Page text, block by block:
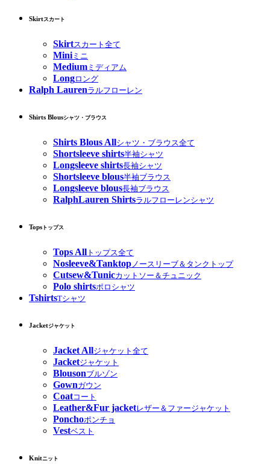
Skirtスカート
Skirtスカート全て
Miniミニ
Medium ミディアム
Longロング
Ralph Laurenラルフローレン
Shirts Blousシャツ・ブラウス
Shirts Blous Allシャツ・ブラウス全て
Shortsleeve shirts半袖シャツ
Longsleeve shirts長袖シャツ
Shortsleeve blous半袖ブラウス
Longsleeve blous長袖ブラウス
RalphLauren Shirtsラルフローレンシャツ
Tops トップス
Tops All トップス全て
Nosleeve&Tanktopノースリーブ＆タンクトップ
Cutsew&Tunicカットソー＆チュニック
Polo shirtsポロシャツ
TshirtsTシャツ
Jacketジャケット
Jacket Allジャケット全て
Jacketジャケット
Blousonブルゾン
Gownガウン
Coatコート
Leather&Fur jacketレザー＆ファージャケット
Ponchoポンチョ
Vestベスト
Knitニット